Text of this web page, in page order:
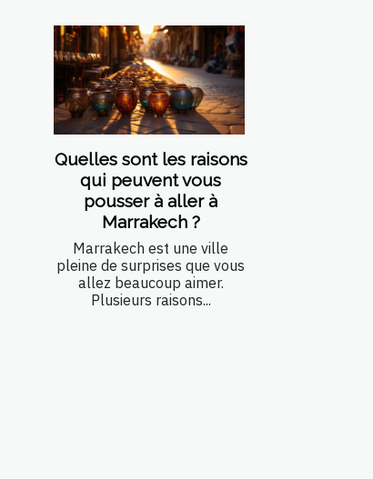
Quelles sont les raisons
qui peuvent vous
pousser à aller à
Marrakech ?
Marrakech est une ville
pleine de surprises que vous
allez beaucoup aimer.
Plusieurs raisons...